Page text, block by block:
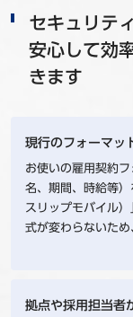
セキュリテ
安心して効
きます
現行のフォーマッ
お使いの雇用契約
名、期間、時給等
スリップモバイル
式が変わらないため
拠点や採用担当者